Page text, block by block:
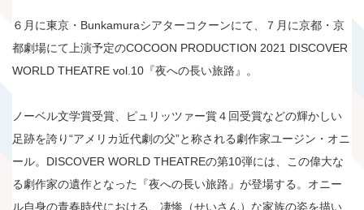
６月に東京・Bunkamuraシアターコクーンにて、７月に京都・京
都劇場にて上演予定のCOCOON PRODUCTION 2021 DISCOVER
WORLD THEATRE vol.10『夜への長い旅路』。
ノーベル文学賞受賞、ピュリッツァー賞４回受賞などの輝かしい
足跡を誇り“アメリカ近代劇の父”と称される劇作家ユージン・オニ
ール。DISCOVER WORLD THEATREの第10弾には、この偉大な
る劇作家の遺作となった『夜への長い旅路』が登場する。オニー
ル自身の青春時代における、凄惨（せいさん）な家族の姿を描い